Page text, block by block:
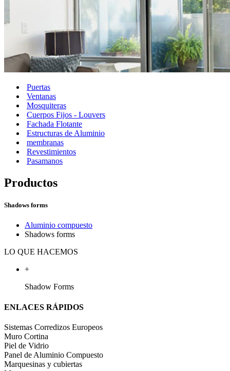
Puertas
Ventanas
Mosquiteras
Cuerpos Fijos - Louvers
Fachada Flotante
Estructuras de Aluminio
membranas
Revestimientos
Pasamanos
Productos
Shadows forms
Aluminio compuesto
Shadows forms
LO QUE HACEMOS
+
Shadow Forms
ENLACES RÁPIDOS
Sistemas Corredizos Europeos
Muro Cortina
Piel de Vidrio
Panel de Aluminio Compuesto
Marquesinas y cubiertas